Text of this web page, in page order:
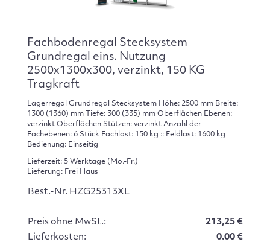
Fachbodenregal Stecksystem
Grundregal eins. Nutzung
2500x1300x300, verzinkt, 150 KG
Tragkraft
Lagerregal Grundregal Stecksystem Höhe: 2500 mm Breite:
1300 (1360) mm Tiefe: 300 (335) mm Oberflächen Ebenen:
verzinkt Oberflächen Stützen: verzinkt Anzahl der
Fachebenen: 6 Stück Fachlast: 150 kg :: Feldlast: 1600 kg
Bedienung: Einseitig
Lieferzeit: 5 Werktage (Mo.-Fr.)
Lieferung: Frei Haus
Best.-Nr. HZG25313XL
Preis ohne MwSt.:
213,25 €
Lieferkosten:
0.00 €